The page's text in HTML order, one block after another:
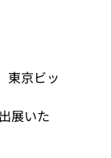
東京ビッ
展いた